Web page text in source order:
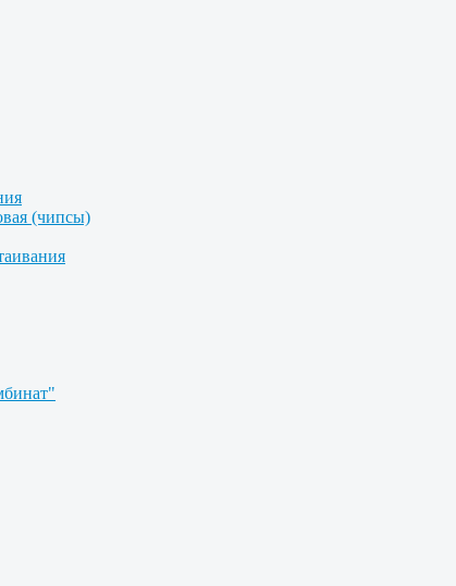
(чипсы)